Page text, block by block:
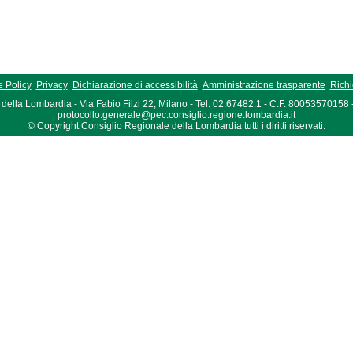
Policy Privacy Dichiarazione di accessibilità Amministrazione trasparente
Lombardia - Via Fabio Filzi 22, Milano - Tel. 02.67482.1 - C.F. 80053570158
protocollo.generale@pec.consiglio.regione.lombardia.it
© Copyright Consiglio Regionale della Lombardia tutti i diritti riservati.